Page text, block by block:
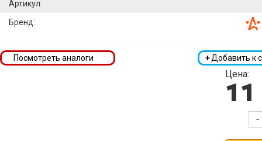
Артикул:
Бренд:
+Добавить к
Посмотреть аналоги
Цена:
-